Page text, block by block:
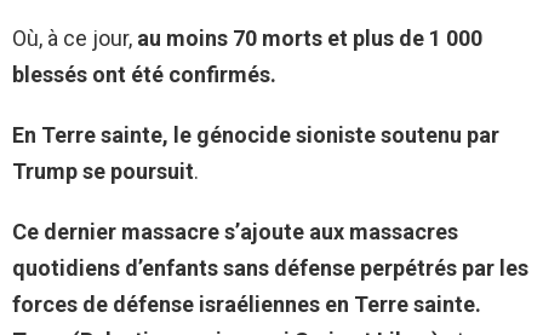
Où, à ce jour, au moins 70 morts et plus de 1 000
blessés ont été confirmés.
En Terre sainte, le génocide sioniste soutenu par
Trump se poursuit.
Ce dernier massacre s’ajoute aux massacres
quotidiens d’enfants sans défense perpétrés par les
forces de défense israéliennes en Terre sainte.